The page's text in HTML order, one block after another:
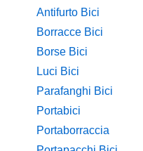
Antifurto Bici
Borracce Bici
Borse Bici
Luci Bici
Parafanghi Bici
Portabici
Portaborraccia